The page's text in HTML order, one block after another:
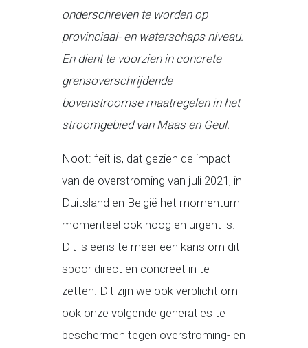
onderschreven te worden op
provinciaal- en waterschaps niveau.
En dient te voorzien in concrete
grensoverschrijdende
bovenstroomse maatregelen in het
stroomgebied van Maas en Geul.
Noot: feit is, dat gezien de impact
van de overstroming van juli 2021, in
Duitsland en België het momentum
momenteel ook hoog en urgent is.
Dit is eens te meer een kans om dit
spoor direct en concreet in te
zetten. Dit zijn we ook verplicht om
ook onze volgende generaties te
beschermen tegen overstroming- en